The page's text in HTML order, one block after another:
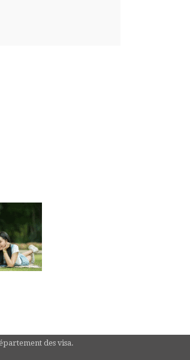
des visa.